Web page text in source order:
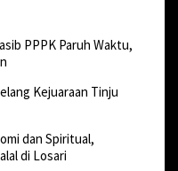
PPPK Paruh Waktu,
Kejuaraan Tinju
dan Spiritual,
di Losari